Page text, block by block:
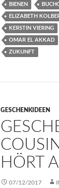
BIENEN
ELIZABETH
KERSTIN VIERING
OMAR EL AKKAD
ZUKUNFT
GESCHENKIDEEN
HÖRT
07/12/2017